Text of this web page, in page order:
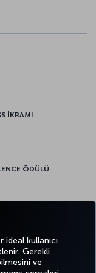
kullanıcı
Gerekli
ve
İKRAMI
ÖDÜLÜ